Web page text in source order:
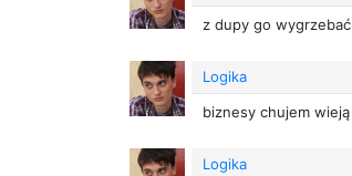
z dupy go wygrzebać
Logika
biznesy chujem wieją
Logika